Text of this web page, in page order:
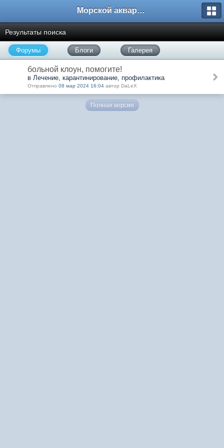
Морской аквариум. Форумы ReefCentral.ru
Результаты поиска
Форумы Блоги Галерея
больной клоун, помогите!
в Лечение, карантинирование, профилактика
Отправлено 08 мар 2024 16:04 автор DaLeX
Полная версия